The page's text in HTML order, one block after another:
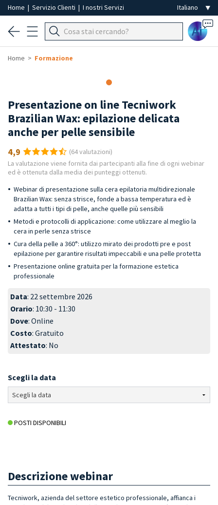
Home | Servizio Clienti | I nostri Servizi
Ai
Home Formazione
Presentazione on line Tecniwork
Brazilian Wax: epilazione delicata
anche per pelle sensibile
4,9
(64 valutazioni)
La valutazione viene fornita dai partecipanti alla fine di ogni webinar
ed è ottenuta dalla media dei punteggi ottenuti.
Webinar di presentazione sulla cera epilatoria multidirezionale
Brazilian Wax: senza strisce, fonde a bassa temperatura ed è
adatta a tutti i tipi di pelle, anche quelle più sensibili
Metodi e protocolli di applicazione: come utilizzare al meglio la
cera in perle senza strisce
Cura della pelle a 360°: utilizzo mirato dei prodotti pre e post
epilazione per garantire risultati impeccabili e una pelle protetta
Presentazione online gratuita per la formazione estetica
professionale
Data: 22 settembre 2026
Orario: 10:30 - 11:30
Dove: Online
Costo: Gratuito
Attestato: No
Scegli la data
POSTI DISPONIBILI
Descrizione webinar
Tecniwork, azienda del settore estetico professionale, affianca i